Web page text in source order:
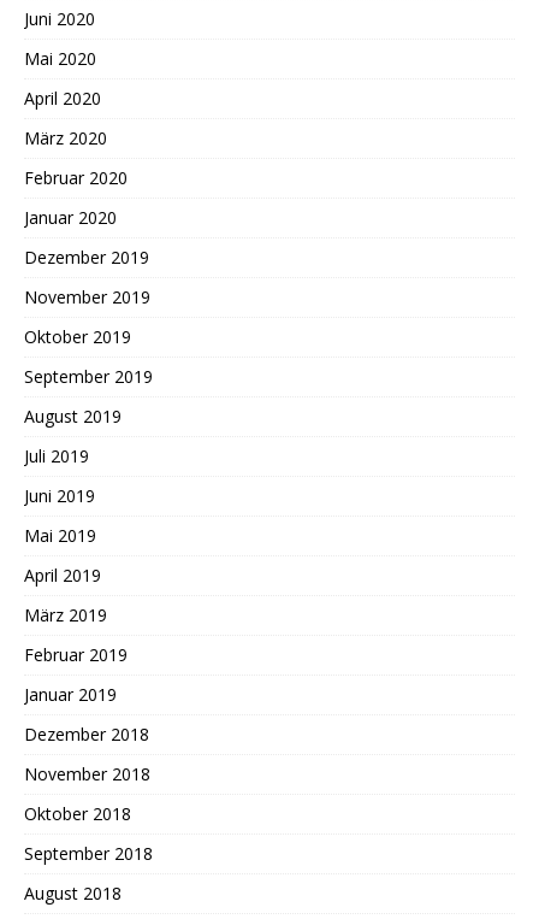
Juni 2020
Mai 2020
April 2020
März 2020
Februar 2020
Januar 2020
Dezember 2019
November 2019
Oktober 2019
September 2019
August 2019
Juli 2019
Juni 2019
Mai 2019
April 2019
März 2019
Februar 2019
Januar 2019
Dezember 2018
November 2018
Oktober 2018
September 2018
August 2018